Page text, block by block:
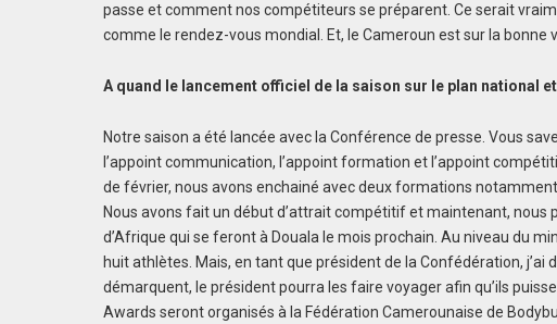
passe et comment nos compétiteurs se préparent. Ce serait
comme le rendez-vous mondial. Et, le Cameroun est sur la
A quand le lancement officiel de la saison sur le plan national
Notre saison a été lancée avec la Conférence de presse. Vous
l’appoint communication, l’appoint formation et l’appoint
de février, nous avons enchainé avec deux formations
Nous avons fait un début d’attrait compétitif et maintenant,
d’Afrique qui se feront à Douala le mois prochain. Au niveau du
huit athlètes. Mais, en tant que président de la Confédération, j’ai
démarquent, le président pourra les faire voyager afin qu’ils
Awards seront organisés à la Fédération Camerounaise de